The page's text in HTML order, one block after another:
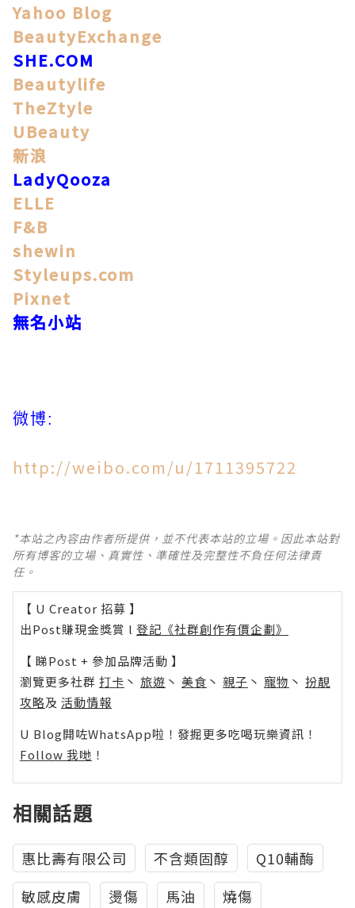
Yahoo Blog
BeautyExchange
SHE.COM
Beautylife
TheZtyle
UBeauty
新浪
LadyQooza
ELLE
F&B
shewin
Styleups.com
Pixnet
無名小站
微博:
http://weibo.com/u/1711395722
*本站之內容由作者所提供，並不代表本站的立場。因此本站對
所有博客的立場、真實性、準確性及完整性不負任何法律責
任。
【 U Creator 招募 】
出Post賺現金獎賞 l 登記《社群創作有價企劃》
【 睇Post + 參加品牌活動 】
瀏覽更多社群 打卡 丶 旅遊 丶 美食 丶 親子 丶 寵物 丶 扮靚
攻略及 活動情報
U Blog開咗WhatsApp啦！發掘更多吃喝玩樂資訊！
Follow 我哋 ！
相關話題
惠比壽有限公司 不含類固醇
Q10輔酶
敏感皮膚
燙傷 馬油
燒傷